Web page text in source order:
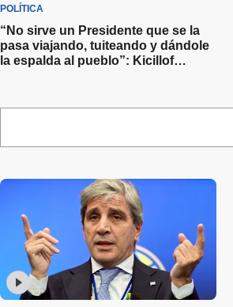
POLÍTICA
“No sirve un Presidente que se la
pasa viajando, tuiteando y dándole
la espalda al pueblo”: Kicillof